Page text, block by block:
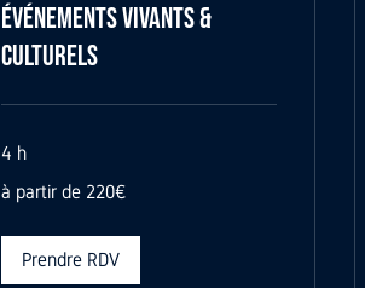
Événements Vivants &
Culturels
4 h
partir
à partir de 220€
Prendre RDV